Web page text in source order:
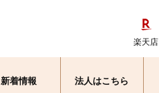
楽天店
新着情報 法人はこちら
検索